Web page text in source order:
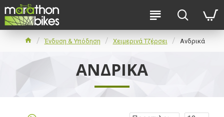
Ένδυση & Υπόδηση Χειμερινά Τζέρσει Ανδρικά
ΑΝΔΡΙΚΆ